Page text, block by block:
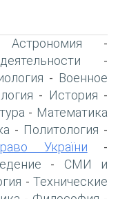
Астрономия -
-
- Военное
- История -
- Математика
- Политология -
України -
- СМИ и
- Технические